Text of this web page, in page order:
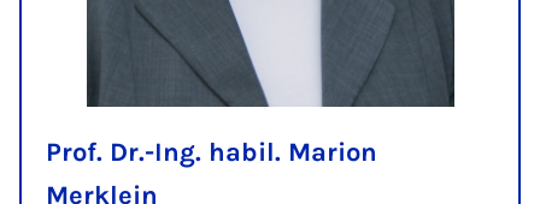
Prof. Dr.-Ing. habil. Marion
Merklein